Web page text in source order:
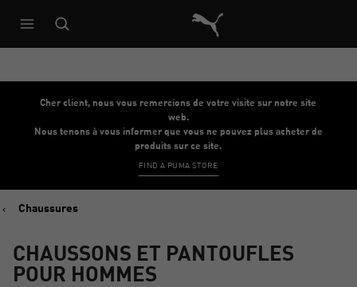
Architecture de référence du
Cher client, nous vous remercions de votre visite sur notre site
web.
Nous tenons à vous informer que vous ne pouvez plus acheter de
produits sur ce site.
FIND A PUMA STORE
Chaussures
CHAUSSONS ET PANTOUFLES
POUR HOMMES